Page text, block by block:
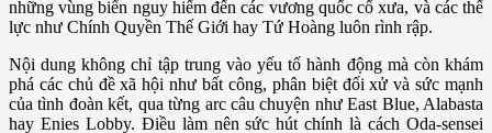
những vùng biển nguy hiểm đến các vương quốc cổ xưa, và các thế
lực như Chính Quyền Thế Giới hay Tứ Hoàng luôn rình rập.
Nội dung không chỉ tập trung vào yếu tố hành động mà còn khám
phá các chủ đề xã hội như bất công, phân biệt đối xử và sức mạnh
của tình đoàn kết, qua từng arc câu chuyện như East Blue, Alabasta
hay Enies Lobby. Điều làm nên sức hút chính là cách Oda-sensei